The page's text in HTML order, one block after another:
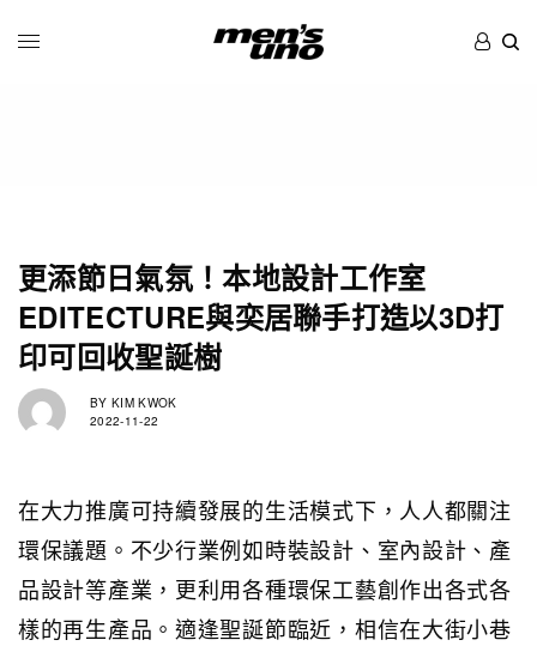
更添節日氣氛！本地設計工作室
EDITECTURE與奕居聯手打造以3D打
印可回收聖誕樹
BY KIM KWOK
2022-11-22
在大力推廣可持續發展的生活模式下，人人都關注
環保議題。不少行業例如時裝設計、室內設計、產
品設計等產業，更利用各種環保工藝創作出各式各
樣的再生產品。適逢聖誕節臨近，相信在大街小巷